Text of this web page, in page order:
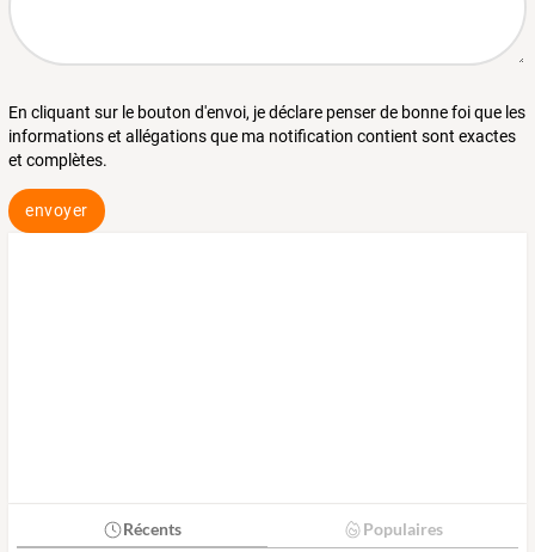
En cliquant sur le bouton d'envoi, je déclare penser de bonne foi que les
informations et allégations que ma notification contient sont exactes
et complètes.
envoyer
Récents Populaires